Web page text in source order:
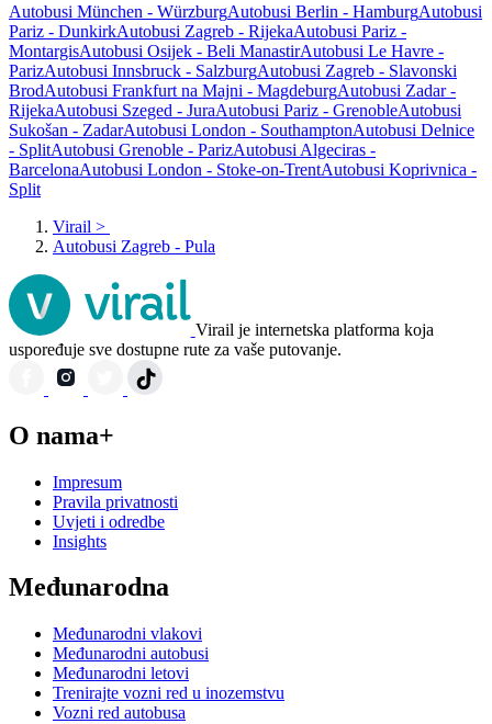
Autobusi München - WürzburgAutobusi Berlin - HamburgAutobusi
Pariz - DunkirkAutobusi Zagreb - RijekaAutobusi Pariz -
MontargisAutobusi Osijek - Beli ManastirAutobusi Le Havre -
ParizAutobusi Innsbruck - SalzburgAutobusi Zagreb - Slavonski
BrodAutobusi Frankfurt na Majni - MagdeburgAutobusi Zadar -
RijekaAutobusi Szeged - JuraAutobusi Pariz - GrenobleAutobusi
Sukošan - ZadarAutobusi London - SouthamptonAutobusi Delnice
- SplitAutobusi Grenoble - ParizAutobusi Algeciras -
BarcelonaAutobusi London - Stoke-on-TrentAutobusi Koprivnica -
Split
Virail >
Autobusi Zagreb - Pula
Virail je internetska platforma koja
uspoređuje sve dostupne rute za vaše putovanje.
O nama+
Impresum
Pravila privatnosti
Uvjeti i odredbe
Insights
Međunarodna
Međunarodni vlakovi
Međunarodni autobusi
Međunarodni letovi
Trenirajte vozni red u inozemstvu
Vozni red autobusa